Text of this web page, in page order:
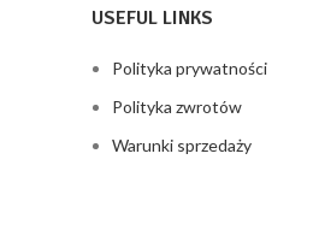
USEFUL LINKS
Polityka prywatności
Polityka zwrotów
Warunki sprzedaży